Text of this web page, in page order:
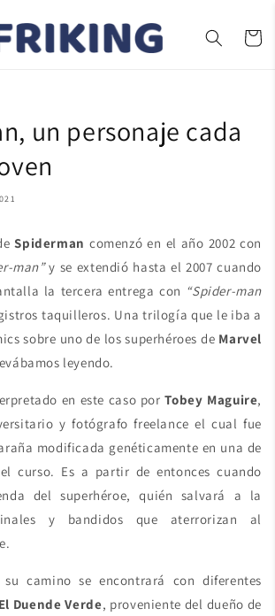
Carrito
un personaje cada
Spiderman comenzó en el año 2002 con
man”y se extendió hasta el 2007 cuando
la tercera entrega con “Spider-man
taquilleros. Una trilogía que le iba a
sobre uno de los superhéroes de Marvel
leyendo.
en este caso porTobey Maguire,
y fotógrafo freelance el cual fue
modificada genéticamente en una de
curso. Es a partir de entonces cuando
del superhéroe, quién salvará a la
y bandidos que aterrorizan al
camino se encontrará con diferentes
El Duende Verde, proveniente del dueño de